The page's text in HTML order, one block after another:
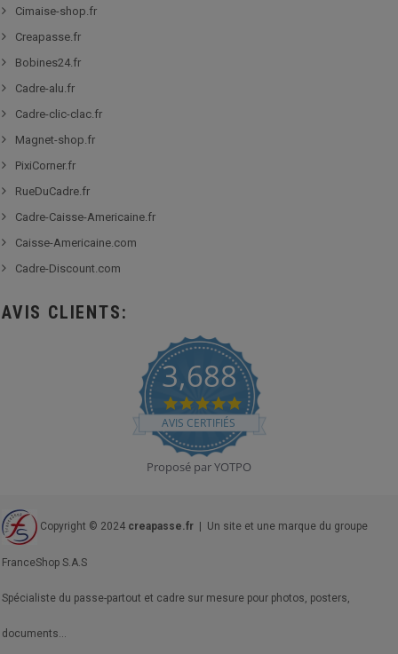
Cimaise-shop.fr
Creapasse.fr
Bobines24.fr
Cadre-alu.fr
Cadre-clic-clac.fr
Magnet-shop.fr
PixiCorner.fr
RueDuCadre.fr
Cadre-Caisse-Americaine.fr
Caisse-Americaine.com
Cadre-Discount.com
AVIS CLIENTS:
3,688
4.8
star
rating
AVIS CERTIFIÉS
Proposé par YOTPO
Copyright © 2024 creapasse.fr | Un site et une marque du groupe
FranceShop S.A.S
Spécialiste du passe-partout et cadre sur mesure pour photos, posters,
documents...